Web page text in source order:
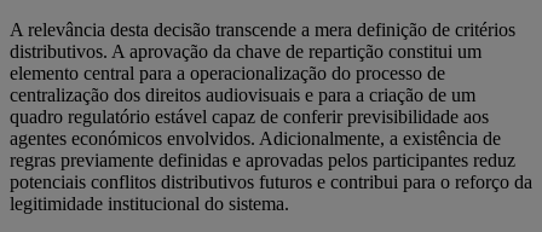
A relevância desta decisão transcende a mera definição de critérios
distributivos. A aprovação da chave de repartição constitui um
elemento central para a operacionalização do processo de
centralização dos direitos audiovisuais e para a criação de um
quadro regulatório estável capaz de conferir previsibilidade aos
agentes económicos envolvidos. Adicionalmente, a existência de
regras previamente definidas e aprovadas pelos participantes reduz
potenciais conflitos distributivos futuros e contribui para o reforço da
legitimidade institucional do sistema.